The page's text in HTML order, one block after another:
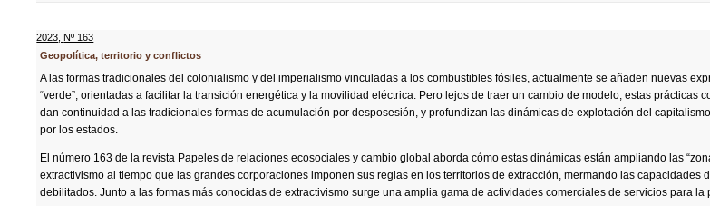
2023 ,Nº 163
Geopolítica, territorio y conflictos
A las formas tradicionales del colonialismo y del imperialismo vinculadas a los combustibles fósiles, actualmente se añaden nuevas
“verde”, orientadas a facilitar la transición energética y la movilidad eléctrica. Pero lejos de traer un cambio de modelo, estas prácticas
dan continuidad a las tradicionales formas de acumulación por desposesión, y profundizan las dinámicas de explotación del
por los estados.
El número 163 de la revista Papeles de relaciones ecosociales y cambio global aborda cómo estas dinámicas están ampliando las
extractivismo al tiempo que las grandes corporaciones imponen sus reglas en los territorios de extracción, mermando las capacidades
debilitados. Junto a las formas más conocidas de extractivismo surge una amplia gama de actividades comerciales de servicios para la